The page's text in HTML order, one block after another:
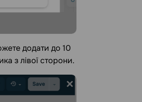
додати до 10
з лівої сторони.